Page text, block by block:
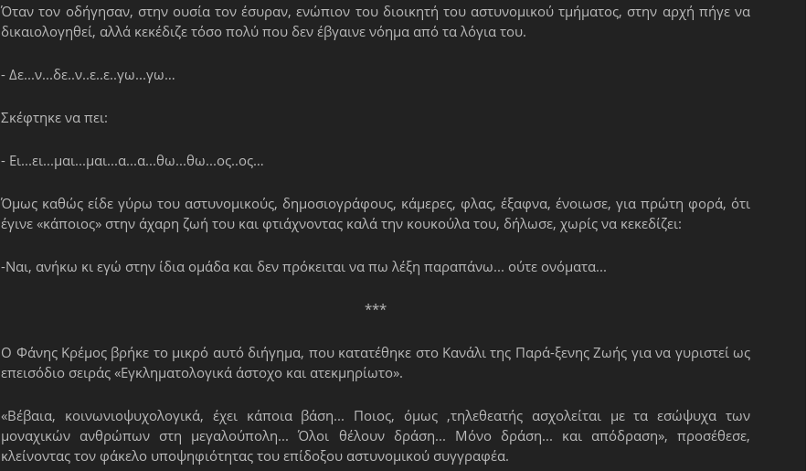
Όταν τον οδήγησαν, στην ουσία τον έσυραν, ενώπιον του διοικητή του αστυνομικού τμήματος, στην αρχή πήγε να
δικαιολογηθεί, αλλά κεκέδιζε τόσο πολύ που δεν έβγαινε νόημα από τα λόγια του.
- Δε...ν...δε..ν..ε..ε..γω...γω…
Σκέφτηκε να πει:
- Ει...ει...μαι...μαι...α...α...θω...θω...ος..ος…
Όμως καθώς είδε γύρω του αστυνομικούς, δημοσιογράφους, κάμερες, φλας, έξαφνα, ένοιωσε, για πρώτη φορά, ότι
έγινε «κάποιος» στην άχαρη ζωή του και φτιάχνοντας καλά την κουκούλα του, δήλωσε, χωρίς να κεκεδίζει:
-Ναι, ανήκω κι εγώ στην ίδια ομάδα και δεν πρόκειται να πω λέξη παραπάνω... ούτε ονόματα...
***
Ο Φάνης Κρέμος βρήκε το μικρό αυτό διήγημα, που κατατέθηκε στο Κανάλι της Παρά-ξενης Ζωής για να γυριστεί ως
επεισόδιο σειράς «Εγκληματολογικά άστοχο και ατεκμηρίωτο».
«Βέβαια, κοινωνιοψυχολογικά, έχει κάποια βάση... Ποιος, όμως ,τηλεθεατής ασχολείται με τα εσώψυχα των
μοναχικών ανθρώπων στη μεγαλούπολη... Όλοι θέλουν δράση... Μόνο δράση... και απόδραση», προσέθεσε,
κλείνοντας τον φάκελο υποψηφιότητας του επίδοξου αστυνομικού συγγραφέα.